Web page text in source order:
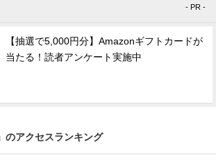
- PR -
【抽選で5,000円分】Amazonギフトカードが
当たる！読者アンケート実施中
のアクセスランキング